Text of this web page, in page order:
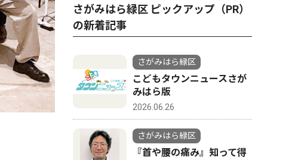
さがみはら緑区 ピックアップ（PR）
の新着記事
さがみはら緑区
こどもタウンニュースさが
みはら版
2026.06.26
さがみはら緑区
『首や腰の痛み』知って得